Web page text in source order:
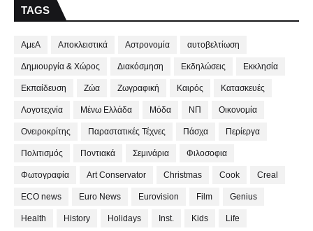
TAGS
ΑμεΑ Αποκλειστικά Αστρονομία αυτοβελτίωση
Δημιουργία & Χώρος Διακόσμηση Εκδηλώσεις Εκκλησία
Εκπαίδευση Ζώα Ζωγραφική Καιρός Κατασκευές
Λογοτεχνία Μένω Ελλάδα Μόδα ΝΠ Οικονομία
Ονειροκρίτης Παραστατικές Τέχνες Πάσχα Περίεργα
Πολιτισμός Ποντιακά Σεμινάρια Φιλοσοφια
Φωτογραφία Art Conservator Christmas Cook Creal
ECO news Euro News Eurovision Film Genius
Health History Holidays Inst. Kids Life